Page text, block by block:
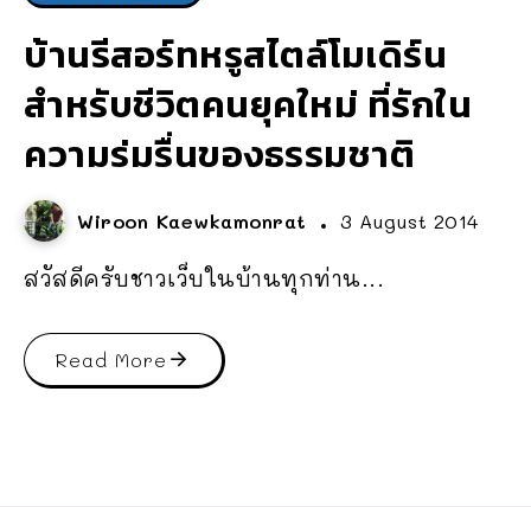
บ้านรีสอร์ทหรูสไตล์โมเดิร์น
สำหรับชีวิตคนยุคใหม่ ที่รักใน
ความร่มรื่นของธรรมชาติ
Wiroon Kaewkamonrat 3 August 2014
สวัสดีครับชาวเว็บในบ้านทุกท่าน...
Read More